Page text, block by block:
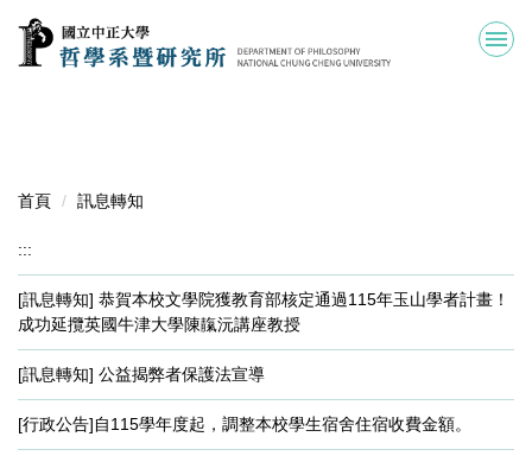
到
主
首頁
訊息轉知
:::
[訊息轉知] 恭賀本校文學院獲教育部核定通過115年玉山學者計畫！
成功延攬英國牛津大學陳靝沅講座教授
[訊息轉知] 公益揭弊者保護法宣導
[行政公告]自115學年度起，調整本校學生宿舍住宿收費金額。